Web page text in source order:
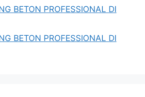
BETON PROFESSIONAL DI
BETON PROFESSIONAL DI